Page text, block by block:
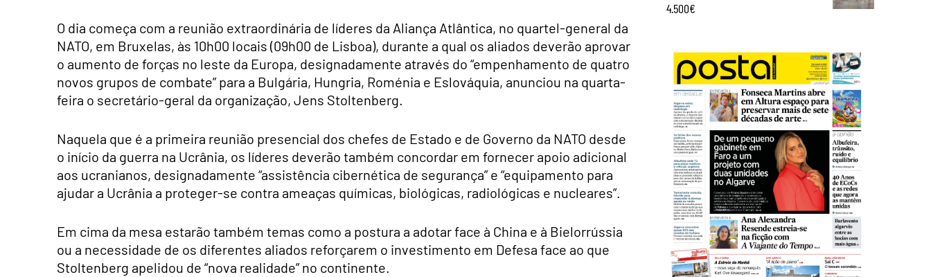
O dia começa com a reunião extraordinária de líderes da Aliança Atlântica, no quartel-general da
NATO, em Bruxelas, às 10h00 locais (09h00 de Lisboa), durante a qual os aliados deverão aprovar
o aumento de forças no leste da Europa, designadamente através do “empenhamento de quatro
novos grupos de combate” para a Bulgária, Hungria, Roménia e Eslováquia, anunciou na quarta-
feira o secretário-geral da organização, Jens Stoltenberg.
Naquela que é a primeira reunião presencial dos chefes de Estado e de Governo da NATO desde
o início da guerra na Ucrânia, os líderes deverão também concordar em fornecer apoio adicional
aos ucranianos, designadamente “assistência cibernética de segurança” e “equipamento para
ajudar a Ucrânia a proteger-se contra ameaças químicas, biológicas, radiológicas e nucleares”.
Em cima da mesa estarão também temas como a postura a adotar face à China e à Bielorrússia
ou a necessidade de os diferentes aliados reforçarem o investimento em Defesa face ao que
Stoltenberg apelidou de “nova realidade” no continente.
4.500€